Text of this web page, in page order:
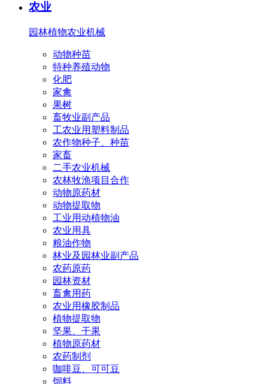
农业
园林植物农业机械
动物种苗
特种养殖动物
化肥
家禽
果树
畜牧业副产品
工农业用塑料制品
农作物种子、种苗
家畜
二手农业机械
农林牧渔项目合作
动物原药材
动物提取物
工业用动植物油
农业用具
粮油作物
林业及园林业副产品
农药原药
园林资材
畜禽用药
农业用橡胶制品
植物提取物
坚果、干果
植物原药材
农药制剂
咖啡豆、可可豆
饲料